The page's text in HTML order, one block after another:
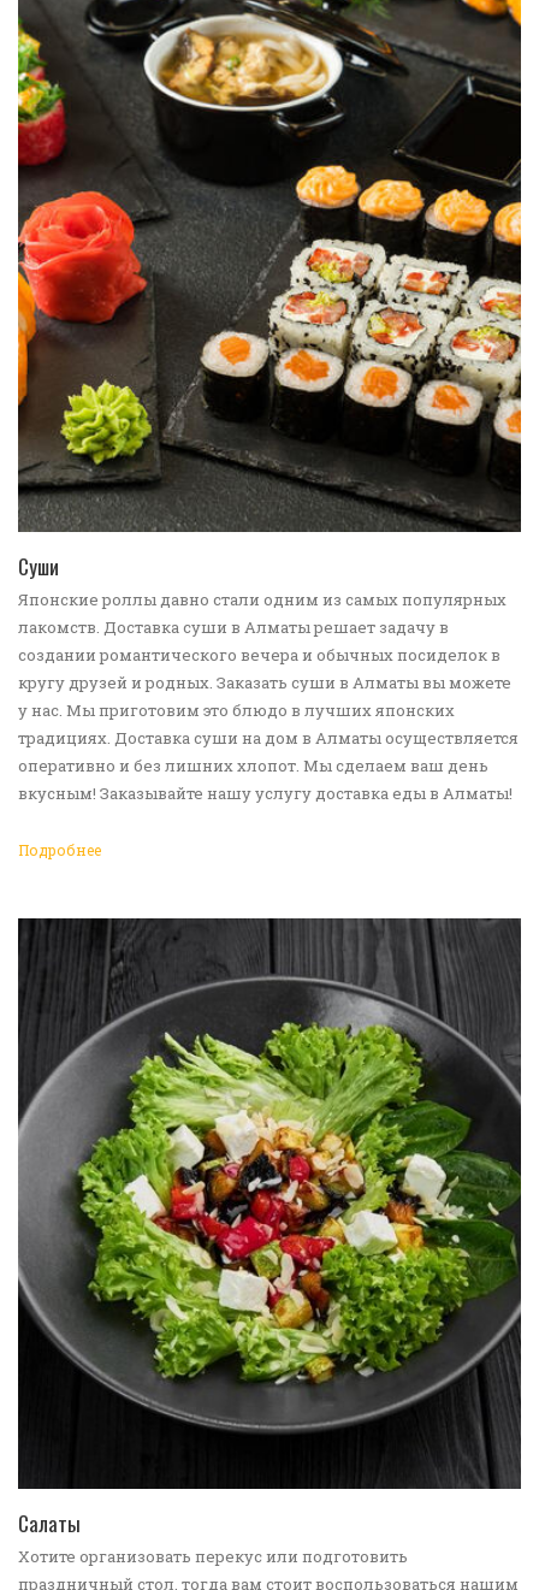
Суши
Японские роллы давно стали одним из самых популярных
лакомств. Доставка суши в Алматы решает задачу в
создании романтического вечера и обычных посиделок в
кругу друзей и родных. Заказать суши в Алматы вы можете
у нас. Мы приготовим это блюдо в лучших японских
традициях. Доставка суши на дом в Алматы осуществляется
оперативно и без лишних хлопот. Мы сделаем ваш день
вкусным! Заказывайте нашу услугу доставка еды в Алматы!
Подробнее
Салаты
Хотите организовать перекус или подготовить
праздничный стол, тогда вам стоит воспользоваться нашим